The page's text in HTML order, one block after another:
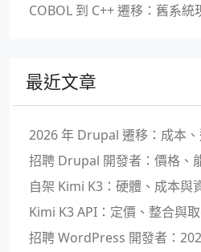
COBOL 到 C++ 遷移：舊系統
最近文章
2026 年 Drupal 遷移：成本
招聘 Drupal 開發者：價格、
自架 Kimi K3：硬體、成本與
Kimi K3 API：定價、整合與
招聘 WordPress 開發者：